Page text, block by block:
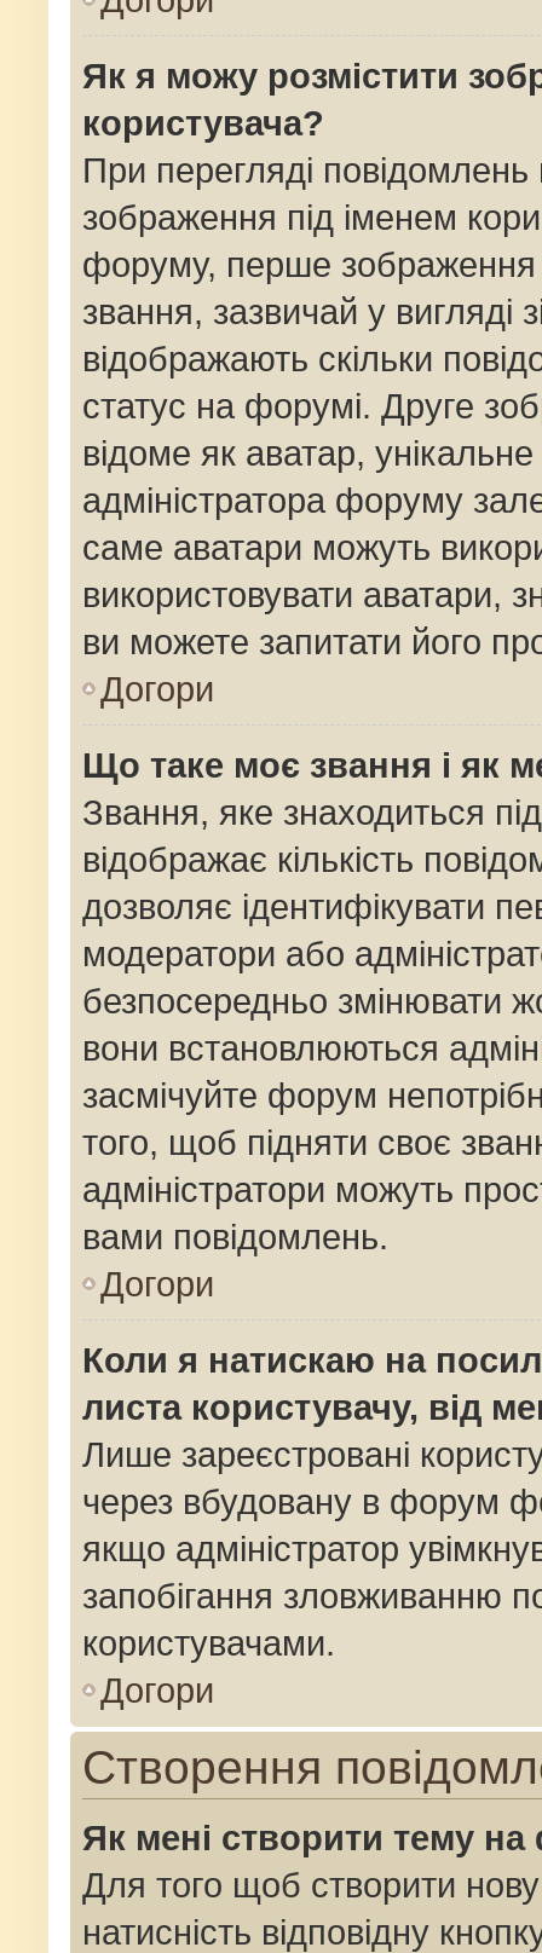
Як я можу розмістити
користувача?
При перегляді
зображення під іменем
форуму, перше зображення
звання, зазвичай у вигляді
відображають скільки
статус на форумі. Друге
відоме як аватар,
адміністратора форуму
саме аватари можуть
використовувати аватари,
ви можете запитати його
Догори
Що таке моє звання і як
Звання, яке знаходиться
відображає кількість
дозволяє ідентифікувати
модератори або
безпосередньо змінювати
вони встановлюються
засмічуйте форум
того, щоб підняти своє
адміністратори можуть
вами повідомлень.
Догори
Коли я натискаю на
листа користувачу, від
Лише зареєстровані
через вбудовану в форум
якщо адміністратор
запобігання зловживанню
користувачами.
Догори
Створення
Як мені створити тему
Для того щоб створити
натисність відповідну